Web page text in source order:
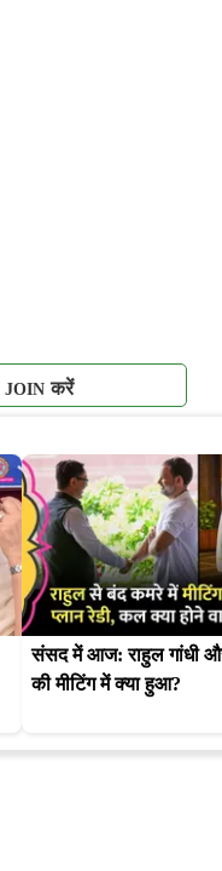
JOIN करें
संसद में आज: राहुल गांधी
की मीटिंग में क्या हुआ?